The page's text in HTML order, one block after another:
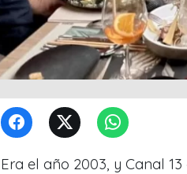
Era el año 2003, y Canal